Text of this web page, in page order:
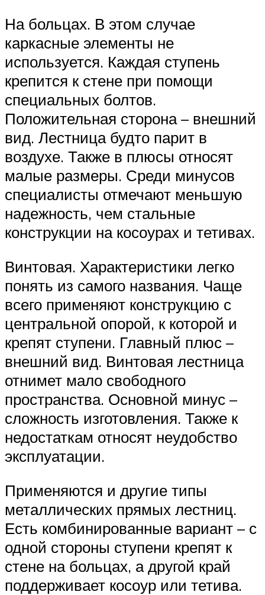
На больцах. В этом случае
каркасные элементы не
используется. Каждая ступень
крепится к стене при помощи
специальных болтов.
Положительная сторона – внешний
вид. Лестница будто парит в
воздухе. Также в плюсы относят
малые размеры. Среди минусов
специалисты отмечают меньшую
надежность, чем стальные
конструкции на косоурах и тетивах.
Винтовая. Характеристики легко
понять из самого названия. Чаще
всего применяют конструкцию с
центральной опорой, к которой и
крепят ступени. Главный плюс –
внешний вид. Винтовая лестница
отнимет мало свободного
пространства. Основной минус –
сложность изготовления. Также к
недостаткам относят неудобство
эксплуатации.
Применяются и другие типы
металлических прямых лестниц.
Есть комбинированные вариант – с
одной стороны ступени крепят к
стене на больцах, а другой край
поддерживает косоур или тетива.